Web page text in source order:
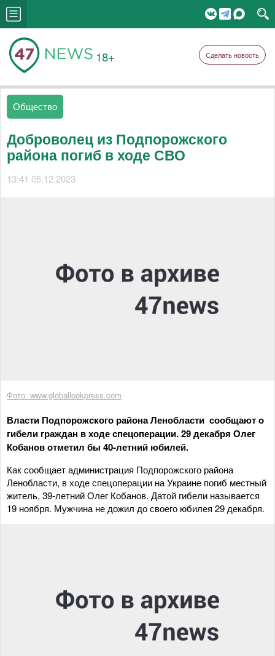
18+ Сделать новость
Общество
Доброволец из Подпорожского
района погиб в ходе СВО
13:41 05.12.2023
Фото: www.globallookpress.com
Власти Подпорожского района Ленобласти сообщают о
гибели граждан в ходе спецоперации. 29 декабря Олег
Кобанов отметил бы 40-летний юбилей.
Как сообщает администрация Подпорожского района
Ленобласти, в ходе спецоперации на Украине погиб местный
житель, 39-летний Олег Кобанов. Датой гибели называется
19 ноября. Мужчина не дожил до своего юбилея 29 декабря.